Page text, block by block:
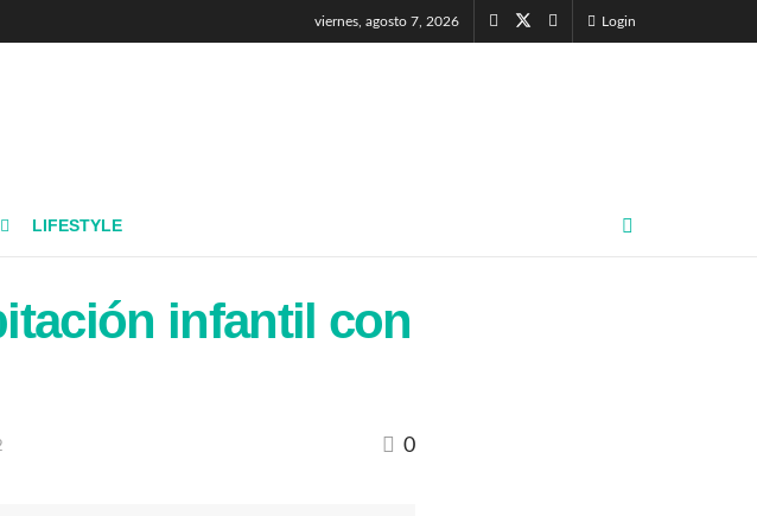
viernes, agosto 7, 2026 Login
LIFESTYLE
infantil con
0